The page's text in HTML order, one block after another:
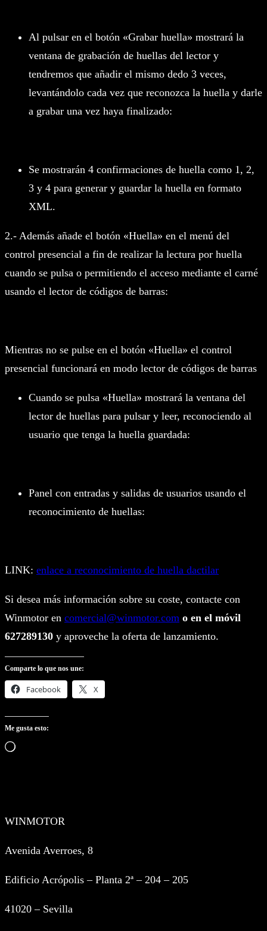
Al pulsar en el botón «Grabar huella» mostrará la
ventana de grabación de huellas del lector y
tendremos que añadir el mismo dedo 3 veces,
levantándolo cada vez que reconozca la huella y darle
a grabar una vez haya finalizado:
Se mostrarán 4 confirmaciones de huella como 1, 2,
3 y 4 para generar y guardar la huella en formato
XML.
2.- Además añade el botón «Huella» en el menú del
control presencial a fin de realizar la lectura por huella
cuando se pulsa o permitiendo el acceso mediante el carné
usando el lector de códigos de barras:
Mientras no se pulse en el botón «Huella» el control
presencial funcionará en modo lector de códigos de barras
Cuando se pulsa «Huella» mostrará la ventana del
lector de huellas para pulsar y leer, reconociendo al
usuario que tenga la huella guardada:
Panel con entradas y salidas de usuarios usando el
reconocimiento de huellas:
LINK: enlace a reconocimiento de huella dactilar
Si desea más información sobre su coste, contacte con
Winmotor en comercial@winmotor.com o en el móvil
627289130 y aproveche la oferta de lanzamiento.
Comparte lo que nos une:
Facebook X
Me gusta esto:
Cargando…
WINMOTOR
Avenida Averroes, 8
Edificio Acrópolis – Planta 2ª – 204 – 205
41020 – Sevilla